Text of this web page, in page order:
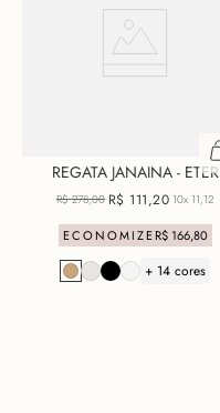
REGATA JANAINA - ETER
R$ 278,00 R$ 111,20 10x 11,12
ECONOMIZER$ 166,80
+ 14 cores